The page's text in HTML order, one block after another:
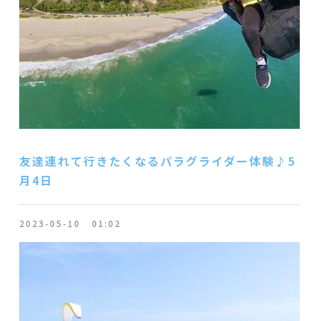
友達連れて行きたくなるパラグライダー体験♪5
月4日
2023-05-10 01:02